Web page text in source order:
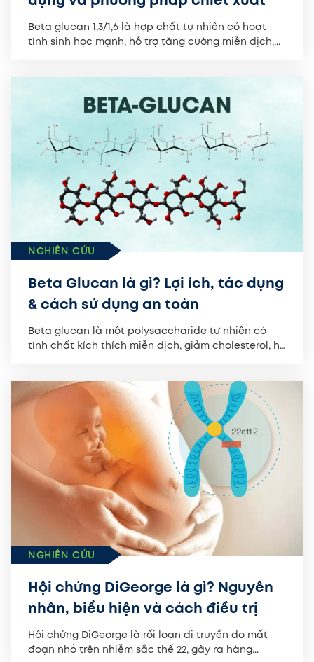
Beta glucan 1,3/1,6 là hợp chất tự nhiên có hoạt
tính sinh học mạnh, hỗ trợ tăng cường miễn dịch,...
NGHIÊN CỨU
Beta Glucan là gì? Lợi ích, tác dụng
& cách sử dụng an toàn
Beta glucan là một polysaccharide tự nhiên có
tính chất kích thích miễn dịch, giảm cholesterol, hỗ
NGHIÊN CỨU
Hội chứng DiGeorge là gì? Nguyên
nhân, biểu hiện và cách điều trị
Hội chứng DiGeorge là rối loạn di truyền do mất
đoạn nhỏ trên nhiễm sắc thể 22, gây ra hàng...